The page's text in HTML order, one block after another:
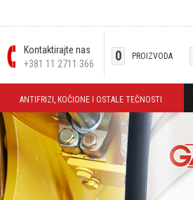
0 PROIZVODA
Kontaktirajte nas
+381 11 2711 366
ANTIFRIZI, KOČIONE I OSTALE TEČNOSTI